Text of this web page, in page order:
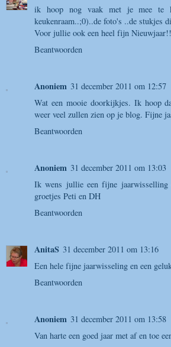
ik hoop nog vaak met je mee te
keukenraam..;0)..de foto's ..de stukjes
Voor jullie ook een heel fijn
Beantwoorden
Anoniem 31 december 2011 om 12:57
Wat een mooie doorkijkjes. Ik hoop
weer veel zullen zien op je blog. Fijne
Beantwoorden
Anoniem 31 december 2011 om 13:03
Ik wens jullie een fijne jaarwisselling
groetjes Peti en DH
Beantwoorden
AnitaS 31 december 2011 om 13:16
Een hele fijne jaarwisseling en een
Beantwoorden
Anoniem 31 december 2011 om 13:58
Van harte een goed jaar met af en toe